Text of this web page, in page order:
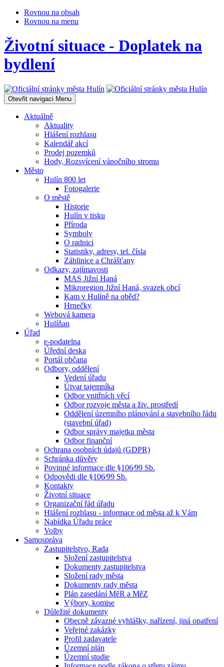
Rovnou na obsah
Rovnou na menu
Životní situace - Doplatek na
bydlení
Otevřit navigaci Menu
Aktuálně
Aktuality
Hlášení rozhlasu
Kalendář akcí
Prodej pozemků
Hody, Rozsvícení vánočního stromu
Město
Hulín 800 let
Fotogalerie
O městě
Historie
Hulín v tisku
Příroda
Symboly
O radnici
Statistiky, adresy, tel. čísla
Záhlinice a Chrášťany
Odkazy, zajímavosti
MAS Jižní Haná
Mikroregion Jižní Haná, svazek obcí
Kam v Hulíně na oběd?
Hrnečky
Webová kamera
Hulíňan
Úřad
e-podatelna
Úřední deska
Portál občana
Odbory, oddělení
Vedení úřadu
Útvar tajemníka
Odbor vnitřních věcí
Odbor rozvoje města a živ. prostředí
Oddělení územního plánování a stavebního řádu
(stavební úřad)
Odbor správy majetku města
Odbor finanční
Ochrana osobních údajů (GDPR)
Schránka důvěry
Povinné informace dle §106⁄99 Sb.
Odpovědi dle §106⁄99 Sb.
Kontakty
Životní situace
Organizační řád úřadu
Hlášení rozhlasu - informace od města až k Vám
Nabídka Úřadu práce
Volby
Samospráva
Zastupitelstvo, Rada
Složení zastupitelstva
Dokumenty zastupitelstva
Složení rady města
Dokumenty rady města
Plán zasedání MěR a MěZ
Výbory, komise
Důležité dokumenty
Obecně závazné vyhlášky, nařízení, jiná opatření
Veřejné zakázky
Profil zadavatele
Územní plán
Územní studie